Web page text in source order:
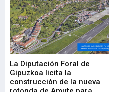
La Diputación Foral de
Gipuzkoa licita la
construcción de la nueva